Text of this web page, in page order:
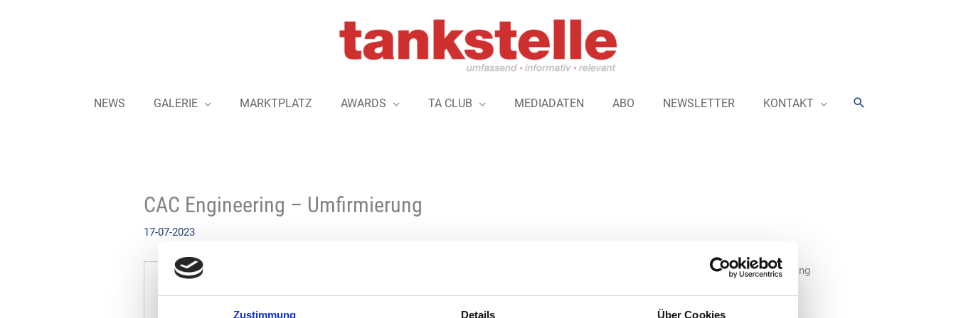
Zustimmung Details Über Cookies
NEWS GALERIE MARKTPLATZ AWARDS TA CLUB MEDIADATEN ABO NEWSLETTER KONTAKT Suchen
CAC Engineering – Umfirmierung
17-07-2023
„Chemieanlagenbau Chemnitz GmbH“ firmiert ab sofort als CAC Engineering
Brückenschlag zwischen Tradition und Fortschritt symbolisieren.